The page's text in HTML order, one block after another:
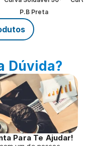
P.B Preta
Dúvida?
Para Te Ajudar!